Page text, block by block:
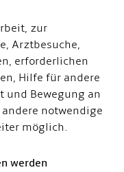
zur
Arztbesuche,
erforderlichen
Hilfe für andere
und Bewegung an
notwendige
möglich.
werden